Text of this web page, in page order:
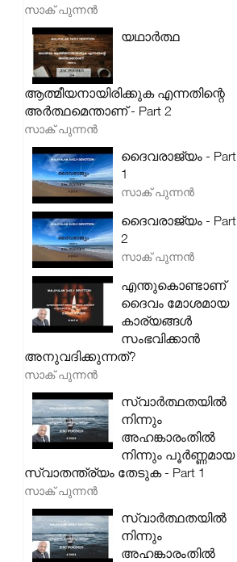
സാക് പുന്നൻ
യഥാർത്ഥ
ആത്മീയനായിരിക്കുക എന്നതിന്റെ
അർത്ഥമെന്താണ് - Part 2
സാക് പുന്നൻ
ദൈവരാജ്യം - Part
1
സാക് പുന്നൻ
ദൈവരാജ്യം - Part
2
സാക് പുന്നൻ
എന്തുകൊണ്ടാണ്
ദൈവം മോശമായ
കാര്യങ്ങൾ
സംഭവിക്കാൻ
അനുവദിക്കുന്നത്?
സാക് പുന്നൻ
സ്വാർത്ഥതയിൽ
നിന്നും
അഹങ്കാരംതിൽ
നിന്നും പൂർണ്ണമായ
സ്വാതന്ത്ര്യം തേടുക - Part 1
സാക് പുന്നൻ
സ്വാർത്ഥതയിൽ
നിന്നും
അഹങ്കാരംതിൽ